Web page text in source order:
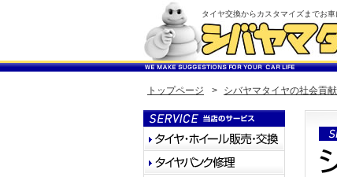
タイヤ交換からカスタマイズまでお
トップページ > シバヤマタイヤの社会貢献